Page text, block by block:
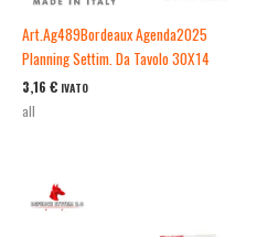
Art.Ag489Bordeaux Agenda2025
Planning Settim. Da Tavolo 30X14
3,16 € IVATO
all